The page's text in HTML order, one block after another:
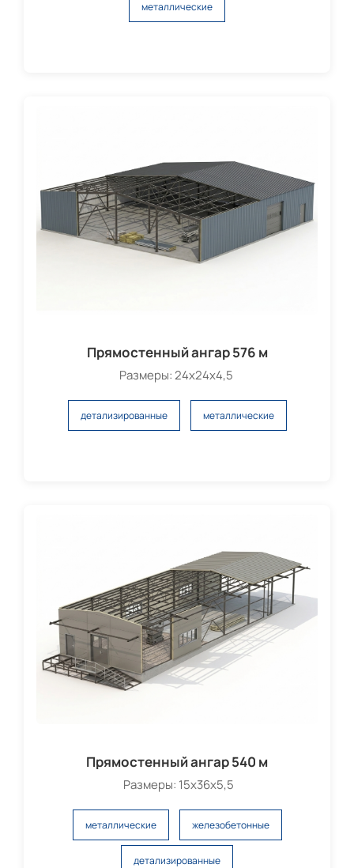
металлические
Прямостенный ангар 576 м
Размеры: 24х24х4,5
детализированные металлические
Прямостенный ангар 540 м
Размеры: 15х36х5,5
металлические железобетонные
детализированные